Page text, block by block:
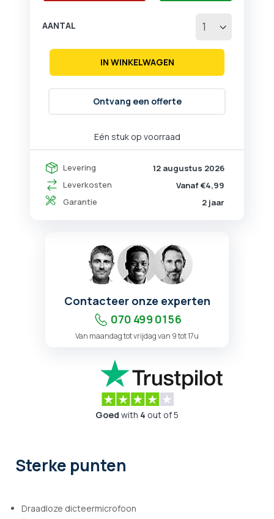
Eén stuk op voorraad
Levering
12 augustus 2026
Leverkosten
Vanaf €4,99
Garantie
2 jaar
AANTAL
IN WINKELWAGEN
Ontvang een offerte
Contacteer onze experten
070 499 01 56
Van maandag tot vrijdag van 9 tot 17u
Goed with 4 out of 5
Sterke punten
Draadloze dicteermicrofoon